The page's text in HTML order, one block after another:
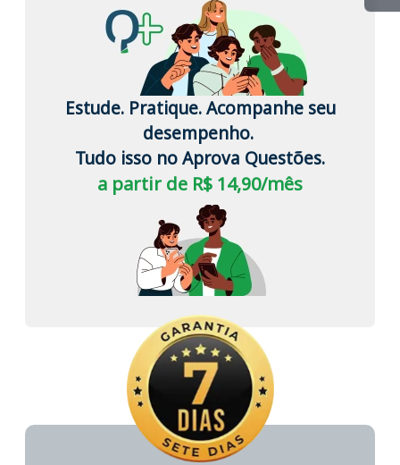
Estude. Pratique. Acompanhe seu
desempenho.
Tudo isso no Aprova Questões.
a partir de R$ 14,90/mês